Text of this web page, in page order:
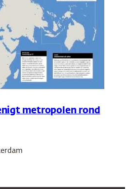
metropolen rond